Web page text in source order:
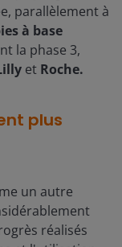
parallèlement à
à base
la phase 3,
et Roche.
plus
un autre
réalisés